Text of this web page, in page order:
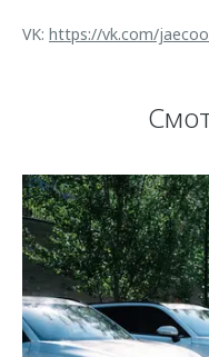
VK: https://vk.com/